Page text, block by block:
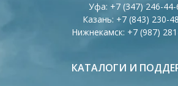
Уфа: +7 (347) 246-44-
Казань: +7 (843) 230-
Нижнекамск: +7 (987)
КАТАЛОГИ И